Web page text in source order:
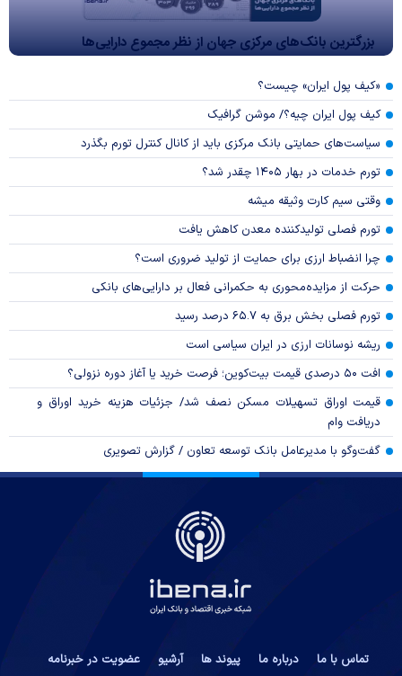
بزرگترین بانک‌های مرکزی جهان از نظر مجموع دارایی‌ها
«کیف پول ایران» چیست؟
کیف پول ایران چیه؟/ موشن گرافیک
سیاست‌های حمایتی بانک مرکزی باید از کانال کنترل تورم بگذرد
تورم خدمات در بهار ۱۴۰۵ چقدر شد؟
وقتی سیم کارت وثیقه میشه
تورم فصلی تولیدکننده معدن کاهش یافت
چرا انضباط ارزی برای حمایت از تولید ضروری است؟
حرکت از مزایده‌محوری به حکمرانی فعال بر دارایی‌های بانکی
تورم فصلی بخش برق به ۶۵.۷ درصد رسید
ریشه نوسانات ارزی در ایران سیاسی است
افت ۵۰ درصدی قیمت بیت‌کوین؛ فرصت خرید یا آغاز دوره نزولی؟
قیمت اوراق تسهیلات مسکن نصف شد/ جزئیات هزینه خرید اوراق و
دریافت وام
گفت‌وگو با مدیرعامل بانک توسعه تعاون / گزارش تصویری
تماس با ما درباره ما پیوند ها آرشیو عضویت در خبرنامه